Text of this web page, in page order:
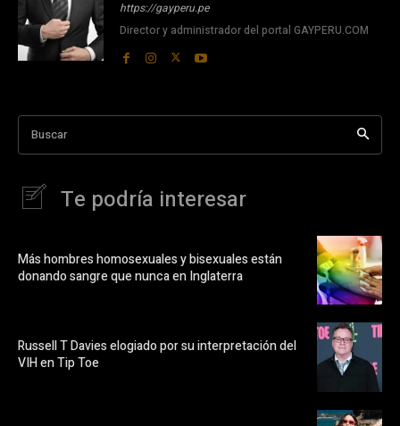
https://gayperu.pe
Director y administrador del portal GAYPERU.COM
Buscar
Te podría interesar
Más hombres homosexuales y bisexuales están
donando sangre que nunca en Inglaterra
Russell T Davies elogiado por su interpretación del
VIH en Tip Toe